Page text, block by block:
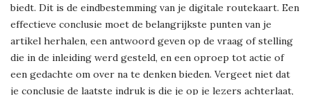
biedt. Dit is de eindbestemming van je digitale routekaart. Een
effectieve conclusie moet de belangrijkste punten van je
artikel herhalen, een antwoord geven op de vraag of stelling
die in de inleiding werd gesteld, en een oproep tot actie of
een gedachte om over na te denken bieden. Vergeet niet dat
je conclusie de laatste indruk is die je op je lezers achterlaat,